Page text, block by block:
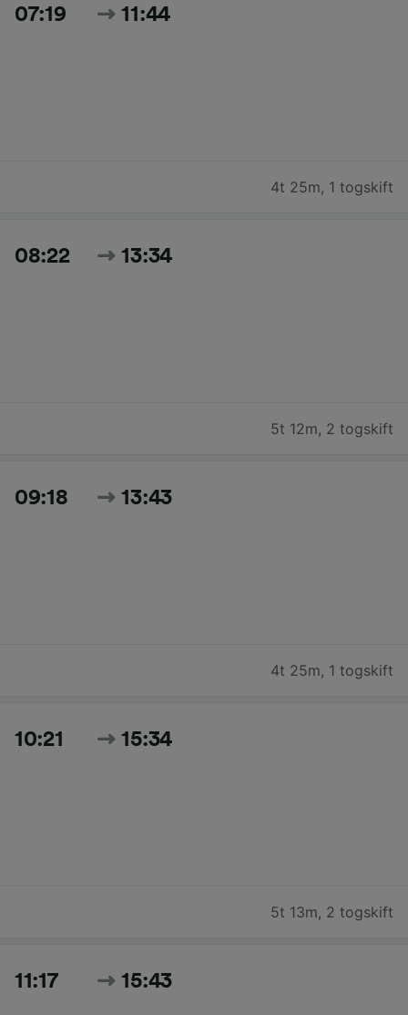
07:19 11:44
4t 25m, 1 togskift
08:22 13:34
5t 12m, 2 togskift
09:18 13:43
4t 25m, 1 togskift
10:21 15:34
5t 13m, 2 togskift
11:17 15:43